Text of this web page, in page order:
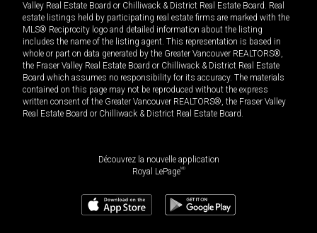
Valley Real Estate Board or Chilliwack & District Real Estate Board. Real
estate listings held by participating real estate firms are marked with the
MLS® Reciprocity logo and detailed information about the listing
includes the name of the listing agent. This representation is based in
whole or part on data generated by the Greater Vancouver REALTORS®,
the Fraser Valley Real Estate Board or Chilliwack & District Real Estate
Board which assumes no responsibility for its accuracy. The materials
contained on this page may not be reproduced without the express
written consent of the Greater Vancouver REALTORS®, the Fraser Valley
Real Estate Board or Chilliwack & District Real Estate Board.
Découvrez la nouvelle application
Royal LePageMD